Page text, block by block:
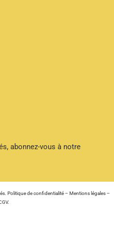
abonnez-vous à notre
Politique de confidentialité– Mentions légales–
.